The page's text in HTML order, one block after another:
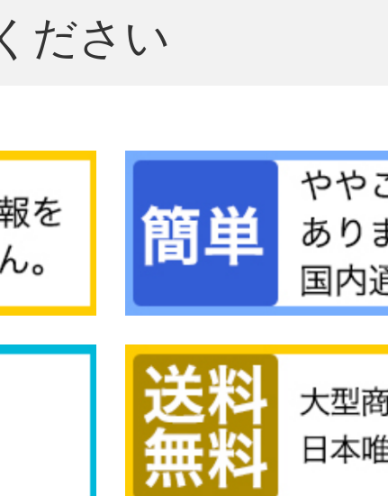
ださい